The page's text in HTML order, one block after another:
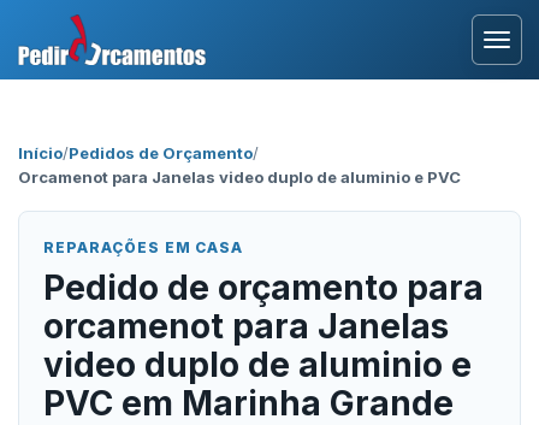
Início/Pedidos de Orçamento/
Orcamenot para Janelas video duplo de aluminio e PVC
REPARAÇÕES EM CASA
Pedido de orçamento para
orcamenot para Janelas
video duplo de aluminio e
PVC em Marinha Grande
Área Profissional
Como Funciona?